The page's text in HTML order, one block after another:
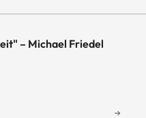
– Michael Friedel